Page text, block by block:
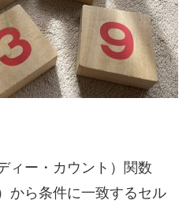
ィー・カウント）関数
から条件に一致するセル